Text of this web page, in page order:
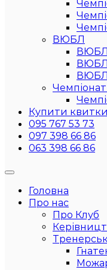
ВЮБЛ
ВЮБЛ
ВЮБЛ
ВЮБЛ
Чемпіонат
Купити
095 767 53 73
097 398 66 86
063 398 66 86
Головна
Про нас
Про Клуб